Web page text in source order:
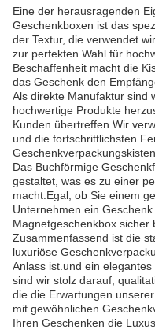
Eine der herausragenden
Geschenkboxen ist das
der Textur, die verwendet
zur perfekten Wahl für
Beschaffenheit macht die
das Geschenk den
Als direkte Manufaktur sind
hochwertige Produkte
Kunden übertreffen.Wir
und die fortschrittlichsten
Das Buchförmige
gestaltet, was es zu einer
macht.Egal, ob Sie einem
Unternehmen ein
Magnetgeschenkbox sicher
Zusammenfassend ist die
luxuriöse
Anlass ist.und ein
sind wir stolz darauf,
die die Erwartungen
mit gewöhnlichen
Ihren Geschenken die